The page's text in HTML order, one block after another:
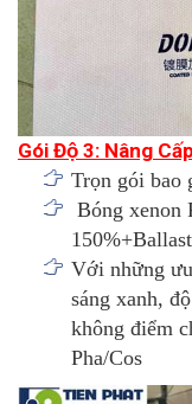
Gói Độ 3: Nâng
Trọn gói
Bóng xenon
Với những
sáng xanh,
không điểm
Pha/Cos